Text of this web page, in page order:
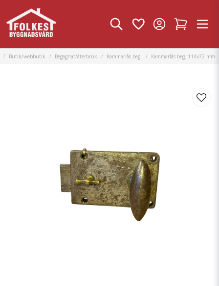
Butik/webbutik Begagnat/återbruk Kammarlås beg. Kammarlås beg. 114x72 mm